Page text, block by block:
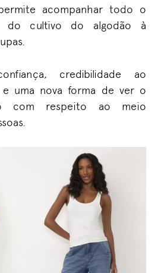
acompanhar todo o
do cultivo do algodão à
credibilidade ao
e uma nova forma de ver o
com respeito ao meio